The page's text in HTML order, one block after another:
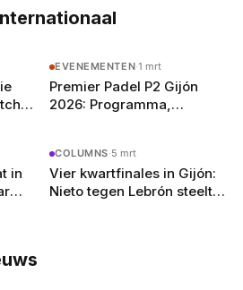
het Nederlandse publiek laten
padel écht is. Met zijn netwerk
een licht accent, zegt hij zelf)
alles van Premier Padel-
de opkomst van jong talent.
Amsterdam-Oost en droomt hij
naar het P2-circuit — als
EVENEMENTEN·1 mrt
Premier Padel P2 Gijón
2026: Programma,
in
COLUMNS·5 mrt
Vier kwartfinales in Gijón:
Nieto tegen Lebrón steelt